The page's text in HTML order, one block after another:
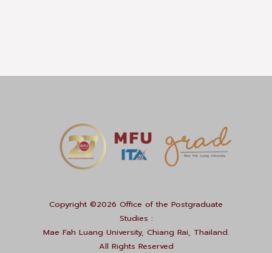
Copyright ©2026 Office of the Postgraduate
Studies :
Mae Fah Luang University, Chiang Rai, Thailand.
All Rights Reserved